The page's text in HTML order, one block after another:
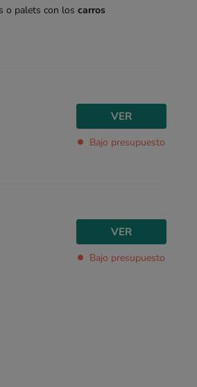
o palets con los carros
VER
Bajo presupuesto
VER
Bajo presupuesto